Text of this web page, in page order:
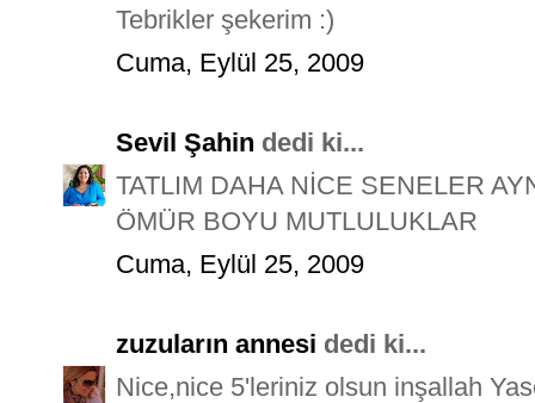
Tebrikler şekerim :)
Cuma, Eylül 25, 2009
Sevil Şahin dedi ki...
TATLIM DAHA NİCE SENELER
ÖMÜR BOYU MUTLULUKLAR
Cuma, Eylül 25, 2009
zuzuların annesi dedi ki...
Nice,nice 5'leriniz olsun inşallah